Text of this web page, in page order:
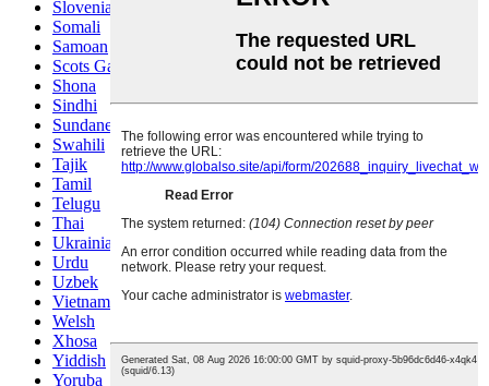
Slovenian
Somali
Samoan
Scots Gaelic
Shona
Sindhi
Sundanese
Swahili
Tajik
Tamil
Telugu
Thai
Ukrainian
Urdu
Uzbek
Vietnamese
Welsh
Xhosa
Yiddish
Yoruba